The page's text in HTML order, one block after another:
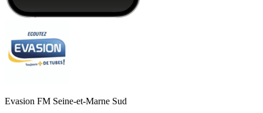
Evasion FM Seine-et-Marne Sud